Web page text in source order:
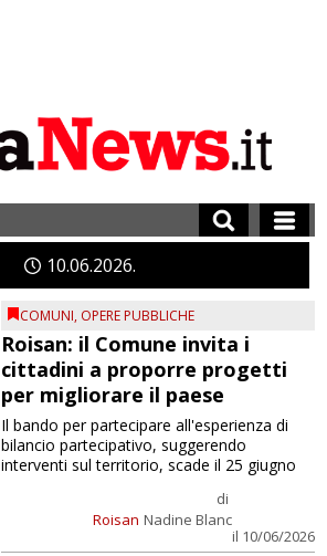
1006 2026
COMUNI, OPERE PUBBLICHE
Roisan: il Comune invita i
cittadini a proporre progetti
per migliorare il paese
Roisan
di
Nadine Blanc
il 10/06/2026
Il bando per partecipare all'esperienza di
bilancio partecipativo, suggerendo
interventi sul territorio, scade il 25 giugno